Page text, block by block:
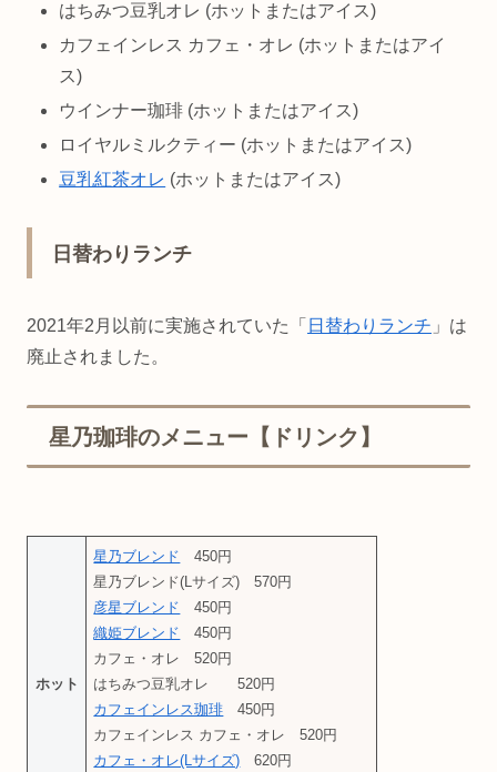
はちみつ豆乳オレ (ホットまたはアイス)
カフェインレス カフェ・オレ (ホットまたはアイ
ス)
ウインナー珈琲 (ホットまたはアイス)
ロイヤルミルクティー (ホットまたはアイス)
豆乳紅茶オレ (ホットまたはアイス)
日替わりランチ
2021年2月以前に実施されていた「 日替わりランチ 」は
廃止されました。
星乃珈琲のメニュー【ドリンク】
ホット
星乃ブレンド 450円
星乃ブレンド(Lサイズ) 570円
彦星ブレンド 450円
織姫ブレンド 450円
カフェ・オレ 520円
はちみつ豆乳オレ 520円
カフェインレス珈琲 450円
カフェインレス カフェ・オレ 520円
カフェ・オレ(Lサイズ) 620円